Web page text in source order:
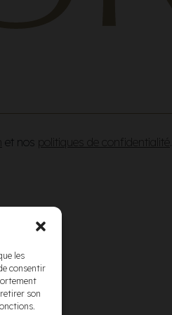
les
consentir
son
et nos politiques de confidentialité